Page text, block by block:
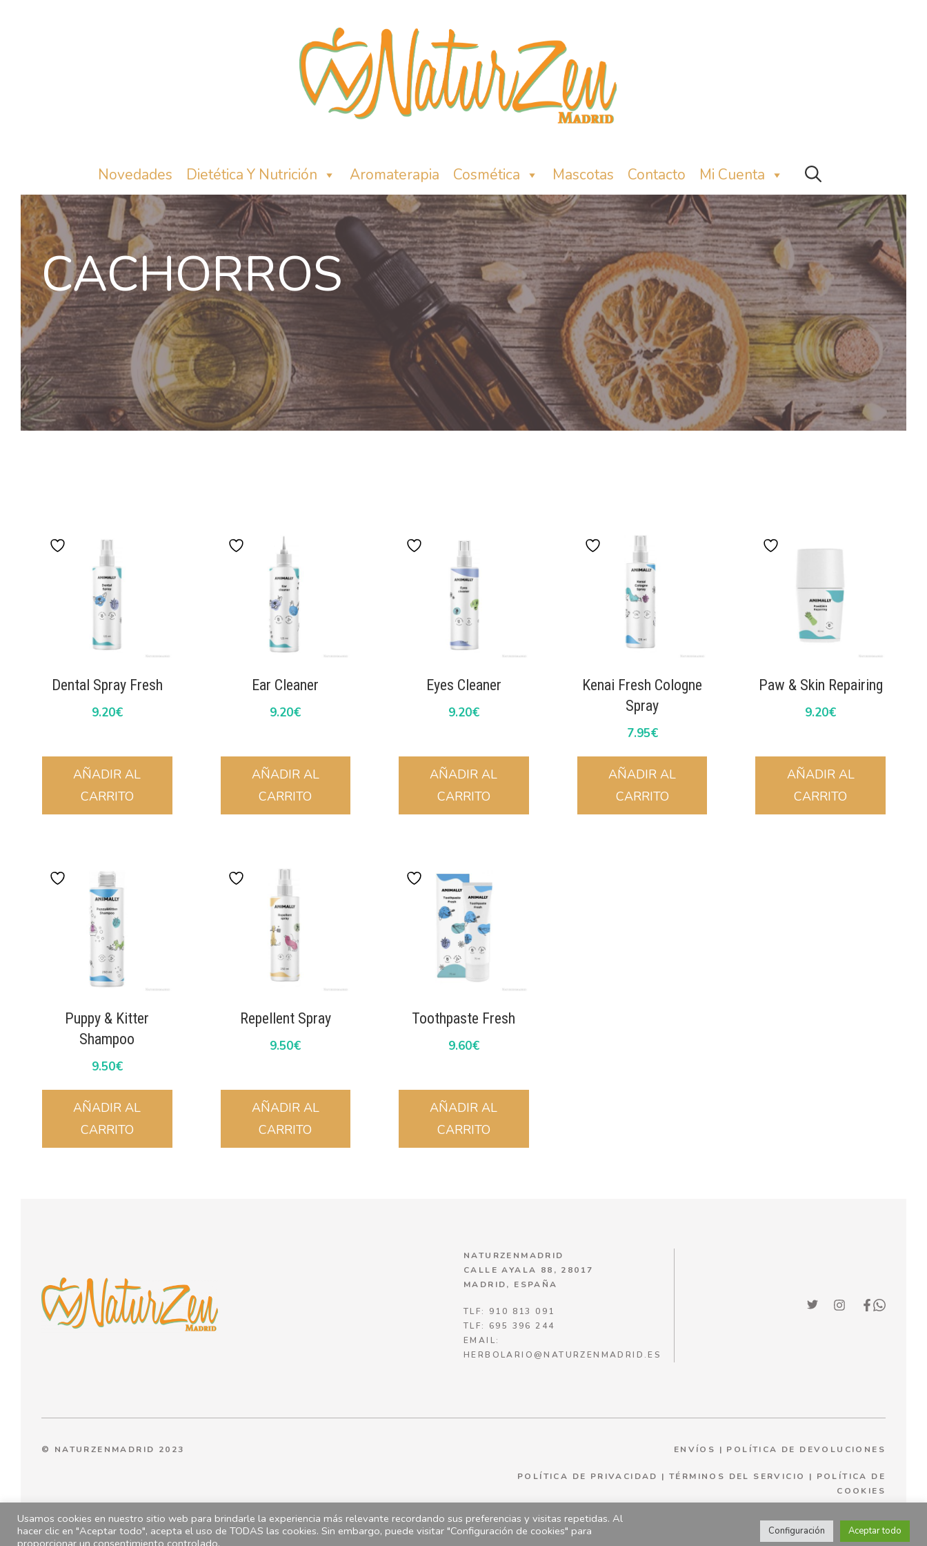
Novedades Dietética Y Nutrición Aromaterapia Cosmética Mascotas Contacto Mi Cuenta
CACHORROS
Dental Spray Fresh
9.20€
AÑADIR AL
CARRITO
Ear Cleaner
9.20€
AÑADIR AL
CARRITO
Eyes Cleaner
9.20€
AÑADIR AL
CARRITO
Kenai Fresh Cologne
Spray
7.95€
AÑADIR AL
CARRITO
Paw & Skin Repairing
9.20€
AÑADIR AL
CARRITO
Puppy & Kitter
Shampoo
9.50€
AÑADIR AL
CARRITO
Repellent Spray
9.50€
AÑADIR AL
CARRITO
Toothpaste Fresh
9.60€
AÑADIR AL
CARRITO
NATURZENMADRID
CALLE AYALA 88, 28017
MADRID, ESPAÑA
TLF: 910 813 091
TLF: 695 396 244
EMAIL:
HERBOLARIO@NATURZENMADRID.ES
© NATURZENMADRID 2023 ENVÍOS | POLÍTICA DE DEVOLUCIONES
POLÍTICA DE PRIVACIDAD | TÉRMINOS DEL SERVICIO | POLÍTICA DE
COOKIES
Usamos cookies en nuestro sitio web para brindarle la experiencia más relevante recordando sus preferencias y visitas repetidas. Al
hacer clic en "Aceptar todo", acepta el uso de TODAS las cookies. Sin embargo, puede visitar "Configuración de cookies" para
proporcionar un consentimiento controlado.
Configuración Aceptar todo